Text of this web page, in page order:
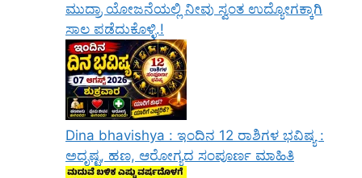
ಮುದ್ರಾ ಯೋಜನೆಯಲ್ಲಿ ನೀವು ಸ್ವಂತ ಉದ್ಯೋಗಕ್ಕಾಗಿ
ಸಾಲ ಪಡೆದುಕೊಳ್ಳಿ.!
Dina bhavishya : ಇಂದಿನ 12 ರಾಶಿಗಳ ಭವಿಷ್ಯ :
ಅದೃಷ್ಟ, ಹಣ, ಆರೋಗ್ಯದ ಸಂಪೂರ್ಣ ಮಾಹಿತಿ